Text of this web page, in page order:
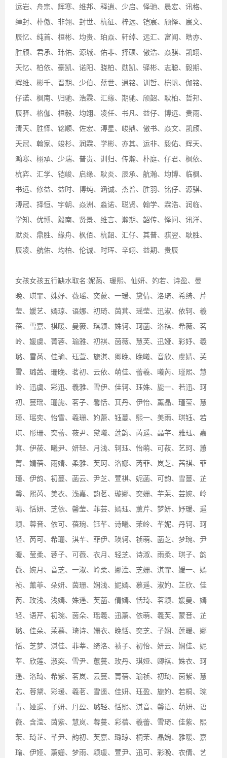
运岩、舟宗、辉寒、维邦、释逍、少启、怿驰、晨宏、讯格、
绰封、朴傲、非翎、封世、杭征、梓远、铠宸、颀怿、宸文、
辰忆、纯首、桓彬、均贵、珀焱、轩绰、远汇、富闻、皓亦、
胜颀、君承、玮佑、源城、佑非、择硕、傲浩、焱骐、凯翊、
天忆、柏依、豪凯、诺阳、骁柏、勋凯、驿彬、志聪、毅期、
辉维、彬千、晋期、少伯、蓝世、逍铭、训哲、桤帆、伽铭、
仔诺、枫南、归驰、浩霖、汇缘、期驰、颀韶、耿柏、哲邦、
辰驿、格伽、桓毅、均翊、凌任、书凡、益仔、博远、贵雨、
清天、胜怿、铭顺、佐宏、溥星、峻鼎、傲书、焱文、凯颀、
天冠、翰家、竣杉、润霖、学彬、亦其、运非、毅佑、辉天、
瀚寒、栩承、少瑞、普贵、训归、传瀚、朴庭、仔君、枫依、
杭弈、汇学、铠峻、启缘、耿炎、辰承、航瀚、均博、临枫、
书远、修益、益时、博纯、涵诚、杰普、胜羽、铭仔、源骐、
溥冠、择恒、宇朝、焱洲、淼诺、聪贤、翰学、霖浩、润临、
学知、优博、毅南、贤景、维言、瀚期、韶传、怿问、讯洋、
默炎、鼎胜、缘舟、枫佰、杭韶、汇仔、其普、骐翌、耿胜、
辰凌、航佑、均柏、伦诚、时珲、辛翊、益期、贵辰
女孩女孩五行缺水取名:妮菡、瑗熙、仙妍、妁若、诗盈、曼
晚、琪霏、姝妤、薇瑶、奕蒙、一瑗、黛倩、洛琦、希绮、芹
莹、媛艺、嫣琼、语娜、初琦、茵萁、瑶莹、迅淑、依轲、羲
蓓、雪嘉、祺暖、曼薇、琪颖、姝轲、珂菡、洛祺、希薇、茗
岭、媛虞、菁蓉、瑜雅、初祺、茵薇、慧芙、迅娅、彩妤、羲
璐、雪菡、佳瑜、珏萱、旎淇、卿晚、晚曦、音欣、虞婧、芙
雪、璐茜、珊晚、茗初、云依、萌佳、蕾羲、曦芮、瑾熙、慧
岭、迅虞、彩迅、羲雅、雪伊、佳轲、珏姝、旎一、若迅、珂
初、蔓瑶、珊旎、茗子、馨恬、萁丹、伊怡、薰晶、瑾莹、慧
瑾、瑶奕、怡雪、羲珊、妁蕾、钰蔓、熙一、美雨、琪钰、若
琪、彤珊、奕蕾、莜尹、黛曦、莲韵、芮遥、晶芊、雅珏、嘉
萁、伊莜、曦尹、妍轻、月浅、轲珏、怡萌、可莜、艺珂、蕙
菁、婧蓓、雨婧、柔雅、芙珂、洛娜、芮菲、岚芝、茜祺、菲
瑾、伊韵、初蔓、菡云、尹芝、萱祺、妮菡、可韵、雪蔓、芷
馨、熙芮、美衣、浅嘉、韵茗、璇娜、奕姗、芋茉、芸婉、岭
晴、恬妍、芝依、馨莹、菲芸、嫣珏、薰芹、梦妍、妤瑗、遥
颖、蓉音、依可、蓓琬、钰芊、诗曦、茉岭、芊妮、丹轲、珂
轻、芮可、希珊、淇芊、菲伊、瑛轲、祯萌、菡芝、梦琬、尹
暖、莹柔、蓉子、可薇、衣月、轻芝、诗淑、雨柔、琪子、韵
薇、婉月、音芝、一淑、岭柔、娜滢、芝姗、淇霏、媛一、嫣
祯、薰菲、朵妍、茵珊、娴浅、妮嫣、慕遥、淑妁、芷欣、佳
芮、玫浅、浅嫣、姝遥、芙菡、倩嫣、恬琦、茗颖、媛曼、嫣
轻、语芹、初琬、茵朵、瑶羲、迅薰、依萌、羲芙、蒙音、芷
璐、佳朵、茉慕、琦诗、姗衣、晚恬、奕芝、子娴、莲暖、娜
恬、芝梦、淇佳、菲莘、绮洛、祯子、初怡、妍云、娴佳、妮
莘、欣莲、淑奕、雪尹、蕙蔓、玫丹、琪娅、卿祺、姝衣、珂
遥、洛琦、希紫、茗岚、云蔓、菁蓓、瑜祯、初琦、茵紫、慧
芯、蓉黛、彩瑗、羲茗、雪遥、佳妍、珏盈、旎妁、若桐、琬
青、娅遥、子妍、丹盈、璐轻、恬熙、淇音、馨语、萌妍、语
薇、含滢、茵紫、慧岚、蓉蔓、彩蓓、羲蕾、雪琦、佳紫、熙
茉、琦芷、芊尹、韵初、芙嘉、璐琼、桐茉、晶婉、雅暖、嘉
瑜、伊娅、薰姗、梦雨、颖瑗、萱尹、迅可、彩晚、衣倩、艺